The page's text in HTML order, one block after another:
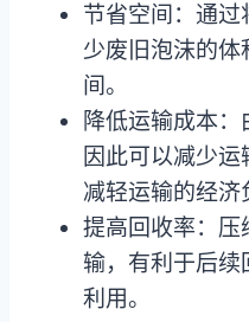
节省空间：通
少废旧泡沫的体
间。
降低运输成本：
因此可以减少运
减轻运输的经济
提高回收率：压
输，有利于后
利用。